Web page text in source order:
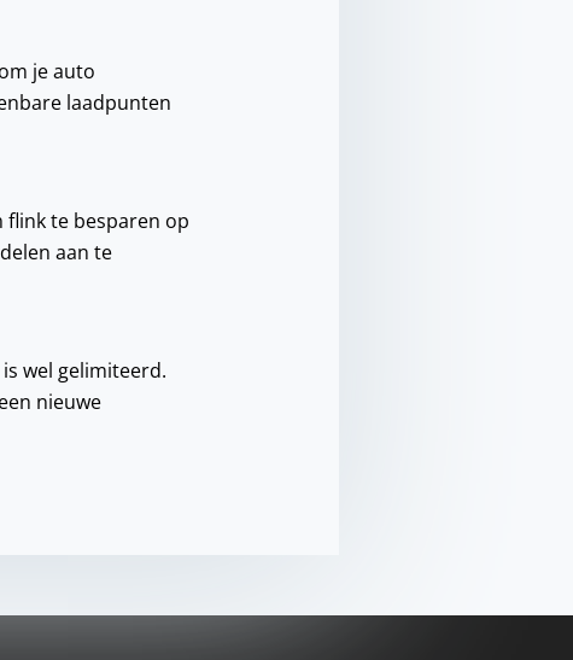
je auto
laadpunten
te besparen op
aan te
wel gelimiteerd.
nieuwe